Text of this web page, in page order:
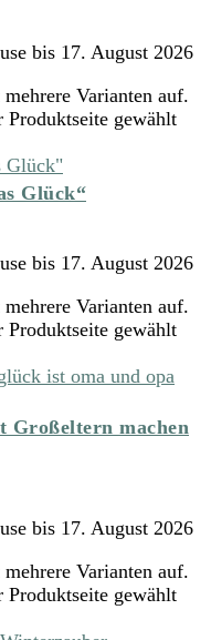
bis 17. August 2026
Varianten auf.
gewählt
Glück“
bis 17. August 2026
Varianten auf.
gewählt
Großeltern machen
bis 17. August 2026
Varianten auf.
gewählt